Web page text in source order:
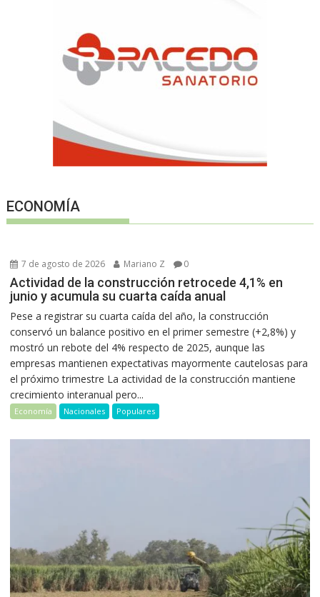
ECONOMÍA
7 de agosto de 2026 Mariano Z 0
Actividad de la construcción retrocede 4,1% en
junio y acumula su cuarta caída anual
Pese a registrar su cuarta caída del año, la construcción
conservó un balance positivo en el primer semestre (+2,8%) y
mostró un rebote del 4% respecto de 2025, aunque las
empresas mantienen expectativas mayormente cautelosas para
el próximo trimestre La actividad de la construcción mantiene
crecimiento interanual pero...
Economía Nacionales Populares